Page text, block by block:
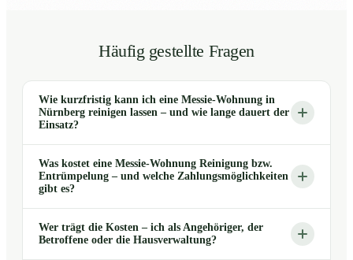
Häufig gestellte Fragen
Wie kurzfristig kann ich eine Messie-Wohnung in
Nürnberg reinigen lassen – und wie lange dauert der
Einsatz?
Was kostet eine Messie-Wohnung Reinigung bzw.
Entrümpelung – und welche Zahlungsmöglichkeiten
gibt es?
Wer trägt die Kosten – ich als Angehöriger, der
Betroffene oder die Hausverwaltung?